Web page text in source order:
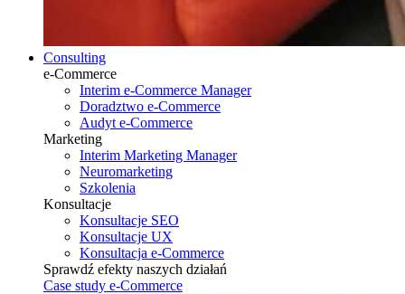
Consulting
e-Commerce
Interim e-Commerce Manager
Doradztwo e-Commerce
Audyt e-Commerce
Marketing
Interim Marketing Manager
Neuromarketing
Szkolenia
Konsultacje
Konsultacje SEO
Konsultacje UX
Konsultacja e-Commerce
Sprawdź efekty naszych działań
Case study e-Commerce